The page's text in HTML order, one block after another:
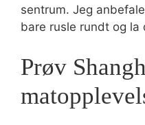
sentrum. Jeg
bare rusle rundt og la
Prøv